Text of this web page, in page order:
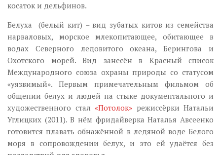
косаток и дельфинов.
Белуха (белый кит) – вид зубатых китов из семейства
нарваловых, морское млекопитающее, обитающее в
водах Северного ледовитого океана, Берингова и
Охотского морей. Вид занесён в Красный список
Международного союза охраны природы со статусом
«уязвимый». Первым примечательным фильмом об
общении белух и людей на стыке документального и
художественного стал «Потолок» режиссёрки Натальи
Углицких (2011). В нём фридайверка Наталья Авсеенко
готовится плавать обнажённой в ледяной воде Белого
моря в сопровождении белух, и это ей удаётся без